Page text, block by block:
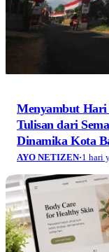
Menyambut Hari
Tulisan dari
Dinamika Kota
AYO NETIZEN·1 hari